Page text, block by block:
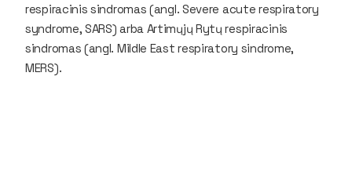
respiracinis sindromas (angl. Severe acute respiratory
syndrome, SARS) arba Artimųjų Rytų respiracinis
sindromas (angl. Mildle East respiratory sindrome,
MERS).